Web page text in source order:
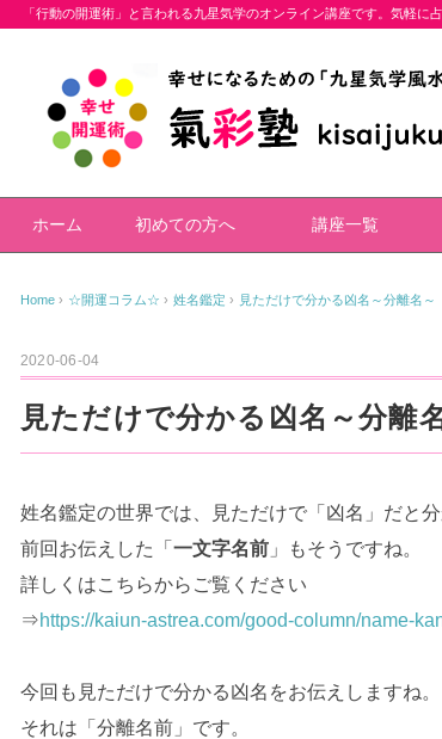
「行動の開運術」と言われる九星気学のオンライン講座です。気軽
ホーム 初めての方へ 講座一覧
Home › ☆開運コラム☆ › 姓名鑑定 › 見ただけで分かる凶名～分離名～
2020-06-04
見ただけで分かる凶名～分離
姓名鑑定の世界では、見ただけで「凶名」だと分
前回お伝えした「 一文字名前 」もそうですね。
詳しくはこちらからご覧ください
⇒https://kaiun-astrea.com/good-column/name-
今回も見ただけで分かる凶名をお伝えしますね。
それは「分離名前」です。